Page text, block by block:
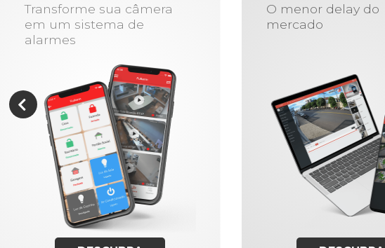
Transforme sua câmera
em um sistema de
alarmes
O menor delay do
mercado